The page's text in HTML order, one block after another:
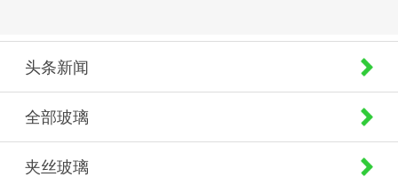
头条新闻
全部玻璃
夹丝玻璃